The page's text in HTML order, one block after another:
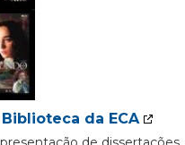
da ECA